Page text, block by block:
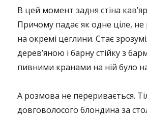
В цей момент задня стіна
Причому падає як одне ціле,
на окремі цеглини. Стає
дерев’яною і барну стійку з
пивними кранами на ній було
А розмова не переривається.
довговолосого блондина за